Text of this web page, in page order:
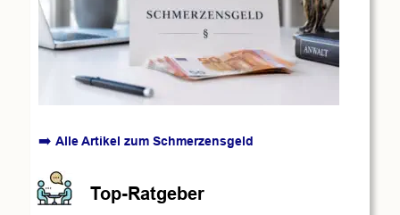
          Top-Ratgeber
➡️ Alle Artikel zum Schmerzensgeld